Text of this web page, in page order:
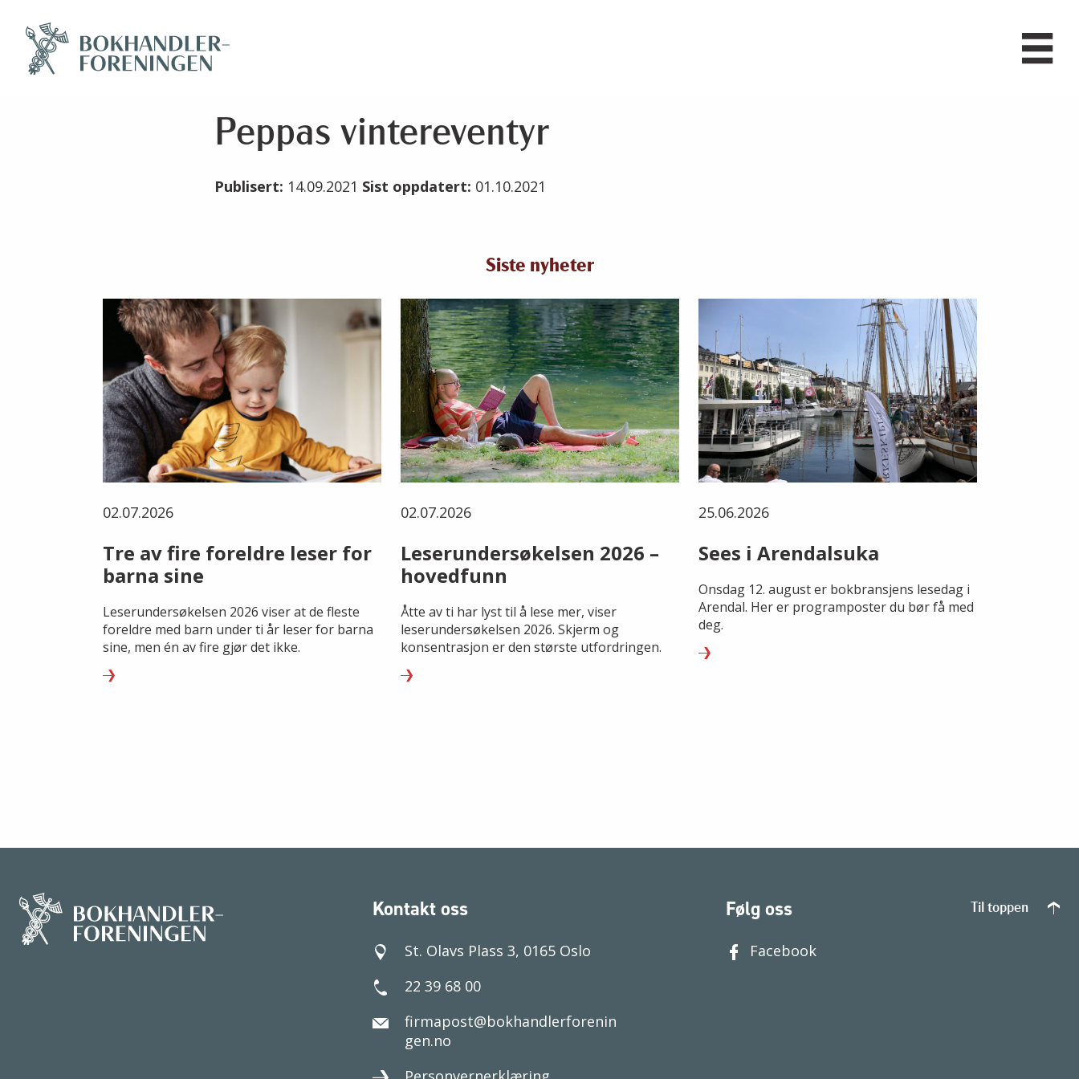
Peppas vintereventyr
Publisert: 14.09.2021 Sist oppdatert: 01.10.2021
Siste nyheter
02.07.2026
Tre av fire foreldre leser for
barna sine
Leserundersøkelsen 2026 viser at de fleste
foreldre med barn under ti år leser for barna
sine, men én av fire gjør det ikke.
02.07.2026
Leserundersøkelsen 2026 –
hovedfunn
Åtte av ti har lyst til å lese mer, viser
leserundersøkelsen 2026. Skjerm og
konsentrasjon er den største utfordringen.
25.06.2026
Sees i Arendalsuka
Onsdag 12. august er bokbransjens lesedag i
Arendal. Her er programposter du bør få med
deg.
Kontakt oss
St. Olavs Plass 3, 0165 Oslo
22 39 68 00
firmapost@bokhandlerforenin
gen.no
Følg oss
Facebook
Til toppen